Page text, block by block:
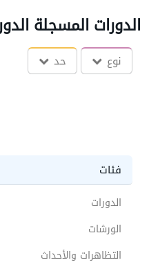
الدورات المسجلة
نوع حد
فئات
الدورات
الورشات
التظاهرات والأحداث